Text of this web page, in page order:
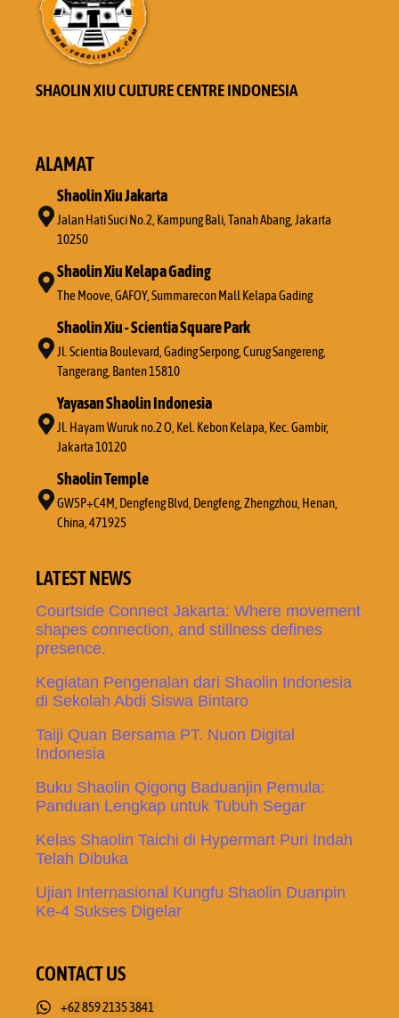
SHAOLIN XIU CULTURE CENTRE INDONESIA
ALAMAT
Shaolin Xiu Jakarta
Jalan Hati Suci No.2, Kampung Bali, Tanah Abang, Jakarta
10250
Shaolin Xiu Kelapa Gading
The Moove, GAFOY, Summarecon Mall Kelapa Gading
Shaolin Xiu - Scientia Square Park
Jl. Scientia Boulevard, Gading Serpong, Curug Sangereng,
Tangerang, Banten 15810
Yayasan Shaolin Indonesia
Jl. Hayam Wuruk no.2 O, Kel. Kebon Kelapa, Kec. Gambir,
Jakarta 10120
Shaolin Temple
GW5P+C4M, Dengfeng Blvd, Dengfeng, Zhengzhou, Henan,
China, 471925
LATEST NEWS
Courtside Connect Jakarta: Where movement
shapes connection, and stillness defines
presence.
Kegiatan Pengenalan dari Shaolin Indonesia
di Sekolah Abdi Siswa Bintaro
Taiji Quan Bersama PT. Nuon Digital
Indonesia
Buku Shaolin Qigong Baduanjin Pemula:
Panduan Lengkap untuk Tubuh Segar
Kelas Shaolin Taichi di Hypermart Puri Indah
Telah Dibuka
Ujian Internasional Kungfu Shaolin Duanpin
Ke-4 Sukses Digelar
CONTACT US
+62 859 2135 3841